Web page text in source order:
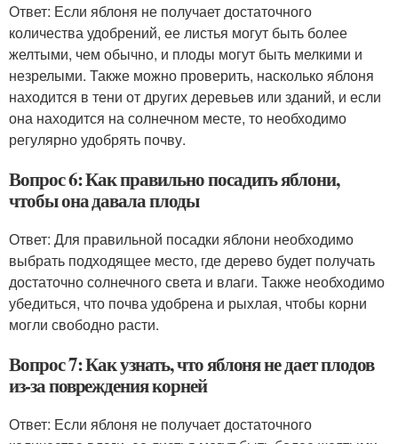
Ответ: Если яблоня не получает достаточного
количества удобрений, ее листья могут быть более
желтыми, чем обычно, и плоды могут быть мелкими и
незрелыми. Также можно проверить, насколько яблоня
находится в тени от других деревьев или зданий, и если
она находится на солнечном месте, то необходимо
регулярно удобрять почву.
Вопрос 6: Как правильно посадить яблони,
чтобы она давала плоды
Ответ: Для правильной посадки яблони необходимо
выбрать подходящее место, где дерево будет получать
достаточно солнечного света и влаги. Также необходимо
убедиться, что почва удобрена и рыхлая, чтобы корни
могли свободно расти.
Вопрос 7: Как узнать, что яблоня не дает плодов
из-за повреждения корней
Ответ: Если яблоня не получает достаточного